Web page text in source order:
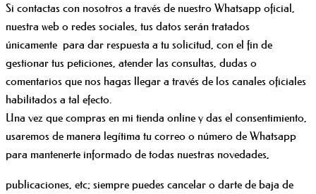
Si contactas con nosotros a través de nuestro Whatsapp oficial,
nuestra web o redes sociales, tus datos serán tratados
únicamente para dar respuesta a tu solicitud, con el fin de
gestionar tus peticiones, atender las consultas, dudas o
comentarios que nos hagas llegar a través de los canales oficiales
habilitados a tal efecto.
Una vez que compras en mi tienda online y das el consentimiento,
usaremos de manera legítima tu correo o número de Whatsapp
para mantenerte informado de todas nuestras novedades,
publicaciones, etc; siempre puedes cancelar o darte de baja de